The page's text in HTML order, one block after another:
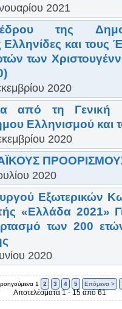
2021
της
και τους
των
2020
από τη Γενική
Ελληνισμού και
2020
2020
Εξωτερικών
«Ελλάδα 2021»
των 200
2020
1 2 3 4 5 Επόμενα >
Αποτελέσματα 1 - 15 από 61